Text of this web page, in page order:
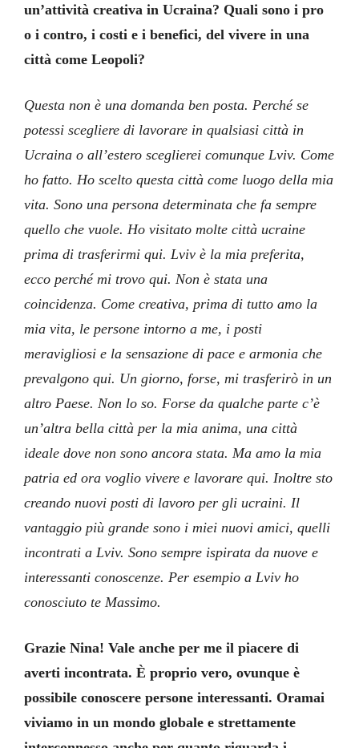
un’attività creativa in Ucraina? Quali sono i pro
o i contro, i costi e i benefici, del vivere in una
città come Leopoli?
Questa non è una domanda ben posta. Perché se
potessi scegliere di lavorare in qualsiasi città in
Ucraina o all’estero sceglierei comunque Lviv. Come
ho fatto. Ho scelto questa città come luogo della mia
vita. Sono una persona determinata che fa sempre
quello che vuole. Ho visitato molte città ucraine
prima di trasferirmi qui. Lviv è la mia preferita,
ecco perché mi trovo qui. Non è stata una
coincidenza. Come creativa, prima di tutto amo la
mia vita, le persone intorno a me, i posti
meravigliosi e la sensazione di pace e armonia che
prevalgono qui. Un giorno, forse, mi trasferirò in un
altro Paese. Non lo so. Forse da qualche parte c’è
un’altra bella città per la mia anima, una città
ideale dove non sono ancora stata. Ma amo la mia
patria ed ora voglio vivere e lavorare qui. Inoltre sto
creando nuovi posti di lavoro per gli ucraini. Il
vantaggio più grande sono i miei nuovi amici, quelli
incontrati a Lviv. Sono sempre ispirata da nuove e
interessanti conoscenze. Per esempio a Lviv ho
conosciuto te Massimo.
Grazie Nina! Vale anche per me il piacere di
averti incontrata. È proprio vero, ovunque è
possibile conoscere persone interessanti. Oramai
viviamo in un mondo globale e strettamente